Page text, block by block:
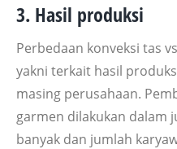
3. Hasil produksi
Perbedaan konveksi tas
yakni terkait hasil
masing perusahaan.
garmen dilakukan dalam
banyak dan jumlah